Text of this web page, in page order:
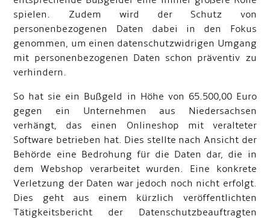
spielen. Zudem wird der Schutz von
personenbezogenen Daten dabei in den Fokus
genommen, um einen datenschutzwidrigen Umgang
mit personenbezogenen Daten schon präventiv zu
verhindern.
So hat sie ein Bußgeld in Höhe von 65.500,00 Euro
gegen ein Unternehmen aus Niedersachsen
verhängt, das einen Onlineshop mit veralteter
Software betrieben hat. Dies stellte nach Ansicht der
Behörde eine Bedrohung für die Daten dar, die in
dem Webshop verarbeitet wurden. Eine konkrete
Verletzung der Daten war jedoch noch nicht erfolgt.
Dies geht aus einem kürzlich veröffentlichten
Tätigkeitsbericht der Datenschutzbeauftragten